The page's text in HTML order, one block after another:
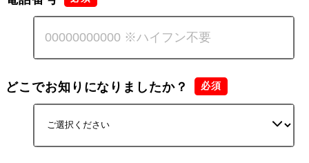
どこでお知りになりましたか？